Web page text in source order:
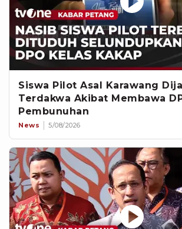
Siswa Pilot Asal Karawang
Terdakwa Akibat Membawa
Pembunuhan
News 5/08/2026